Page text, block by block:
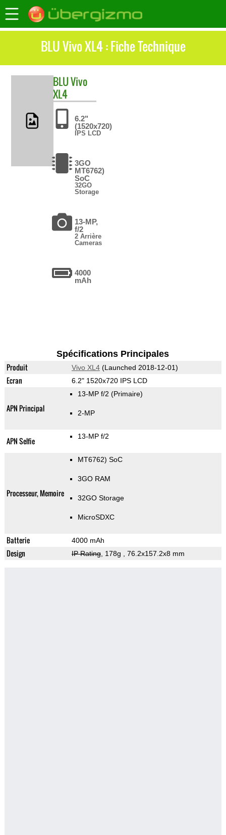
BLU Vivo XL4 : Fiche Technique
BLUVivo
XL4
6.2"
(1520x720)
IPS LCD
3GO
MT6762)
SoC
32GO
Storage
13-MP,
f/2
2 Arrière
Cameras
4000
mAh
Spécifications Principales
Produit Vivo XL4(Launched 2018-12-01)
Ecran 6.2" 1520x720 IPS LCD
APN Principal
13-MP f/2 (Primaire)
2-MP
APN Selfie 13-MP f/2
Processeur, Memoire
MT6762) SoC
3GO RAM
32GO Storage
MicroSDXC
Batterie 4000 mAh
Design IP Rating, 178g , 76.2x157.2x8 mm